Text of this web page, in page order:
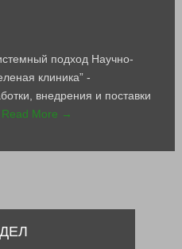
подход Научно-
клиника” -
внедрения и поставки
Read More →